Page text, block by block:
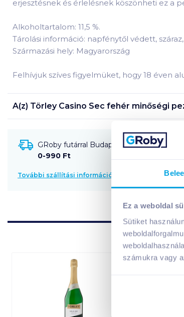
Ez a weboldal
Sütiket
számukra vagy
erjesztésnek és érlelésnek köszönheti ez a
Alkoholtartalom: 11,5 %.
Tárolási információ: napfénytől védett,
Származási hely: Magyarország
Felhívjuk szíves figyelmüket, hogy 18 éven
A(z) Törley Casino Sec fehér minőségi
GRoby futárral Budapestre és környékére
0-990 Ft
További szállítási információk